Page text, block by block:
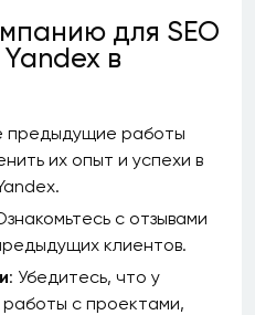
для SEO
в
предыдущие работы
их опыт и успехи в
с отзывами
клиентов.
: Убедитесь, что у
с проектами,